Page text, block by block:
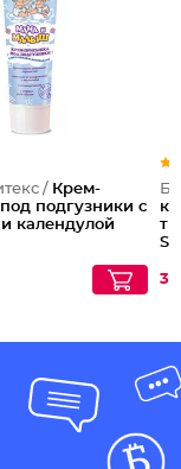
/ Крем-
подгузники с
календулой